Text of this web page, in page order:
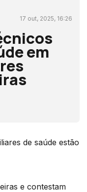
17 out, 2025, 16:26
em
de saúde estão
e contestam